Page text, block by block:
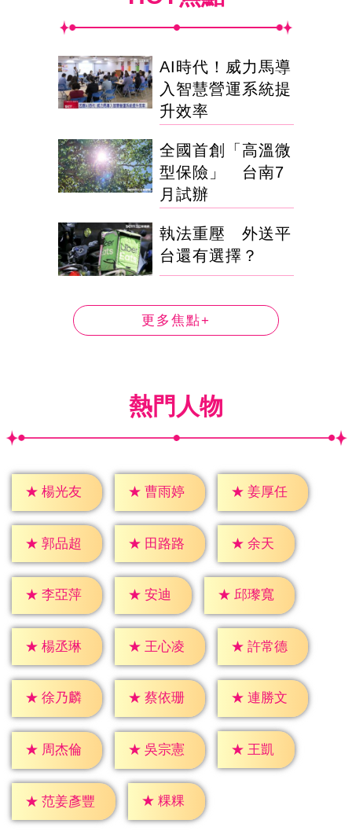
AI時代！威力馬導
入智慧營運系統提
升效率
全國首創「高溫微
型保險」 台南7
月試辦
執法重壓 外送平
台還有選擇？
更多焦點+
熱門人物
★ 楊光友 ★ 曹雨婷 ★ 姜厚任
★ 郭品超 ★ 田路路 ★ 余天
★ 李亞萍 ★ 安迪 ★ 邱瓈寬
★ 楊丞琳 ★ 王心凌 ★ 許常德
★ 徐乃麟 ★ 蔡依珊 ★ 連勝文
★ 周杰倫 ★ 吳宗憲 ★ 王凱
★ 范姜彥豐 ★ 粿粿